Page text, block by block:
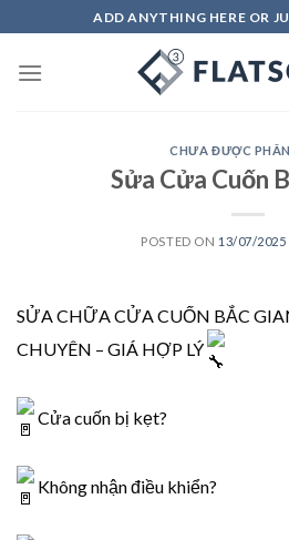
to
content
ADD ANYTHING HERE OR
CHƯA ĐƯỢC
Sửa Cửa Cuốn
POSTED ON 13/07/2025
SỬA CHỮA CỬA CUỐN BẮC
CHUYÊN – GIÁ HỢP LÝ
Cửa cuốn bị kẹt?
Không nhận điều khiển?